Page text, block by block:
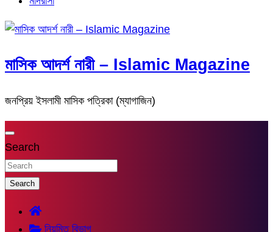
মাসিক আদর্শ নারী – Islamic Magazine
জনপ্রিয় ইসলামী মাসিক পত্রিকা (ম্যাগাজিন)
Search
Search
নিয়মিত বিভাগ